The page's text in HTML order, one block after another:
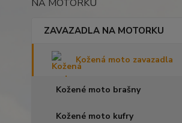
NA MOTORKU
ZAVAZADLA NA MOTORKU
Kožená moto zavazadla
Kožené moto brašny
Kožené moto kufry